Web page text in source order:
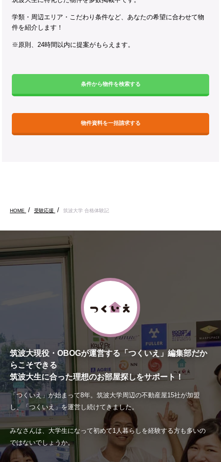
学類・周辺エリア・こだわり条件など、あなたの希望に合わせて物
件を紹介します！
※原則、24時間以内に提案がもらえます。
条件から物件を検索する
物件資料を一括請求する
HOME 受験応援 筑波大学 合格体験記
筑波大現役・OBOGが運営する「つくいえ」編集部だか
らこそできる
筑波大生に合った理想のお部屋探しをサポート！
「つくいえ」が始まって8年。筑波大学周辺の不動産屋15社が加盟
し、「つくいえ」を運営し続けてきました。
みなさんは、大学生になって初めて1人暮らしを経験する方も多いの
ではないでしょうか。